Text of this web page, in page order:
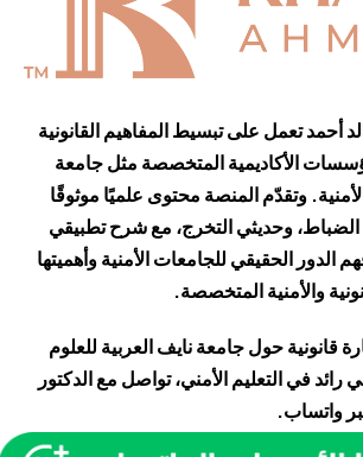
أحمد تعمل على تبسيط المفاهيم القانونية
الأكاديمية المتخصصة مثل جامعة
وتقدّم المنصة محتوى علميًا موثوقًا
وحديثي التخرج، مع شرح تطبيقي
الدور الحقيقي للجامعات الأمنية وأهميتها
والأمنية المتخصصة.
حول جامعة نايف العربية للعلوم
رائد في التعليم الأمني، تواصل معالدكتور
واتساب.